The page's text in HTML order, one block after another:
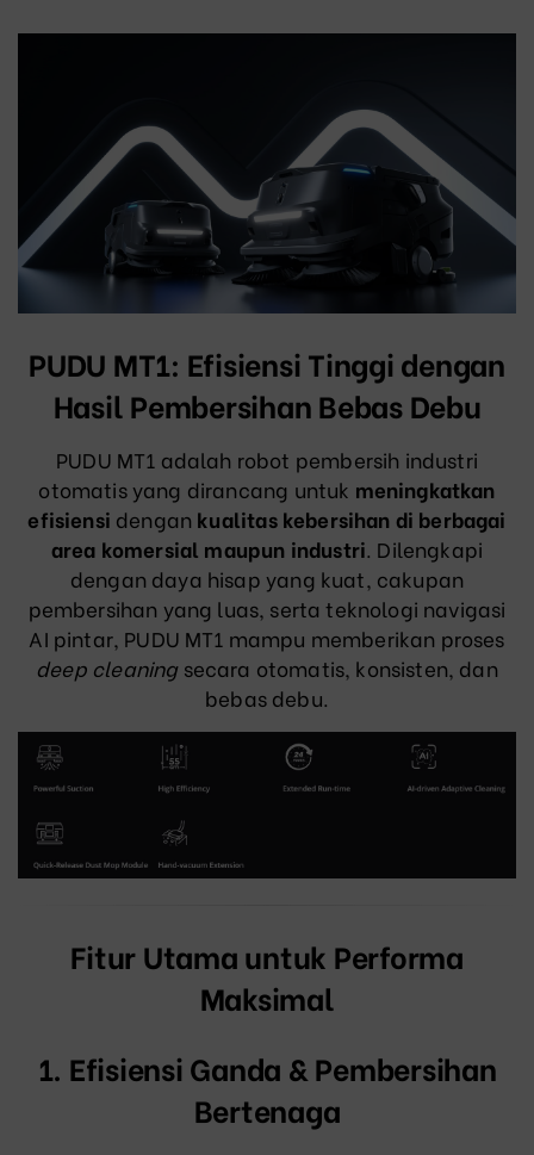
PUDU MT1: Efisiensi Tinggi dengan
Hasil Pembersihan Bebas Debu
PUDU MT1 adalah robot pembersih industri
otomatis yang dirancang untuk meningkatkan
efisiensi dengan kualitas kebersihan di berbagai
area komersial maupun industri. Dilengkapi
dengan daya hisap yang kuat, cakupan
pembersihan yang luas, serta teknologi navigasi
AI pintar, PUDU MT1 mampu memberikan proses
deep cleaningsecara otomatis, konsisten, dan
bebas debu.
Fitur Utama untuk Performa
Maksimal
1. Efisiensi Ganda & Pembersihan
Bertenaga